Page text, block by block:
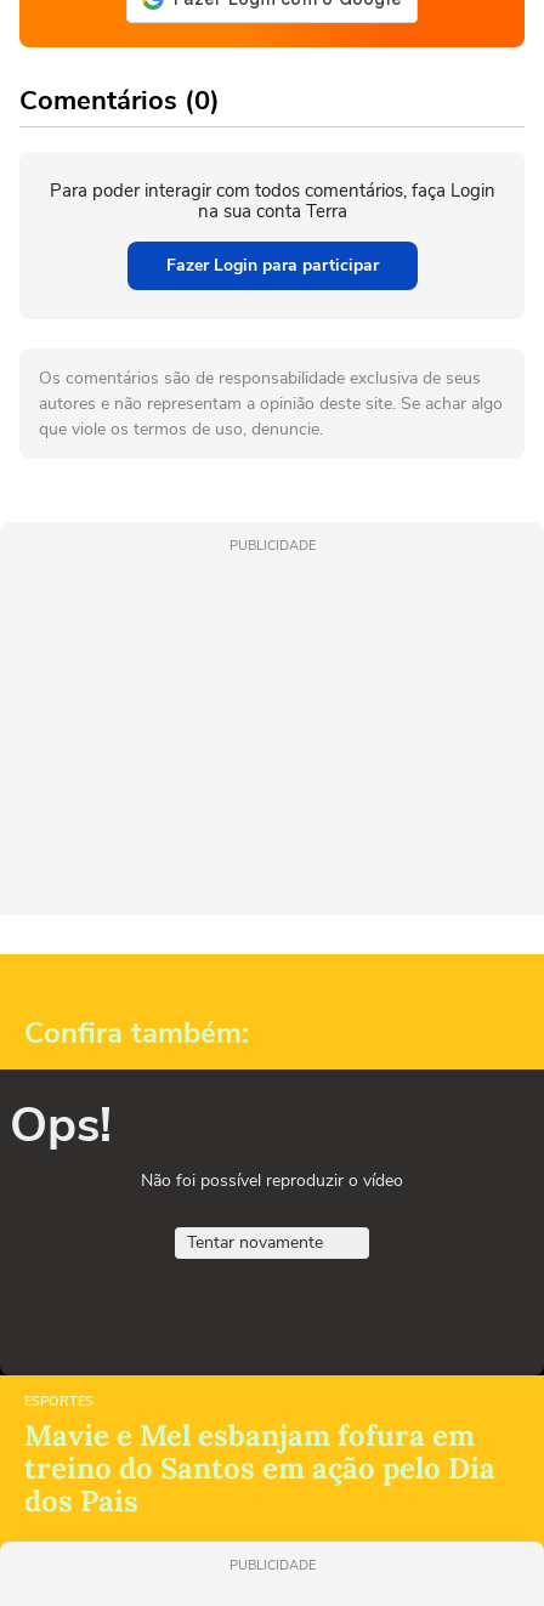
Comentários (0)
Para poder interagir com todos comentários, faça Login
na sua conta Terra
Fazer Login para participar
Os comentários são de responsabilidade exclusiva de seus
autores e não representam a opinião deste site. Se achar algo
que viole os termos de uso, denuncie.
PUBLICIDADE
Confira também:
Ops!
Não foi possível reproduzir o vídeo
Tentar novamente
ESPORTES
Mavie e Mel esbanjam fofura em
treino do Santos em ação pelo Dia
dos Pais
PUBLICIDADE